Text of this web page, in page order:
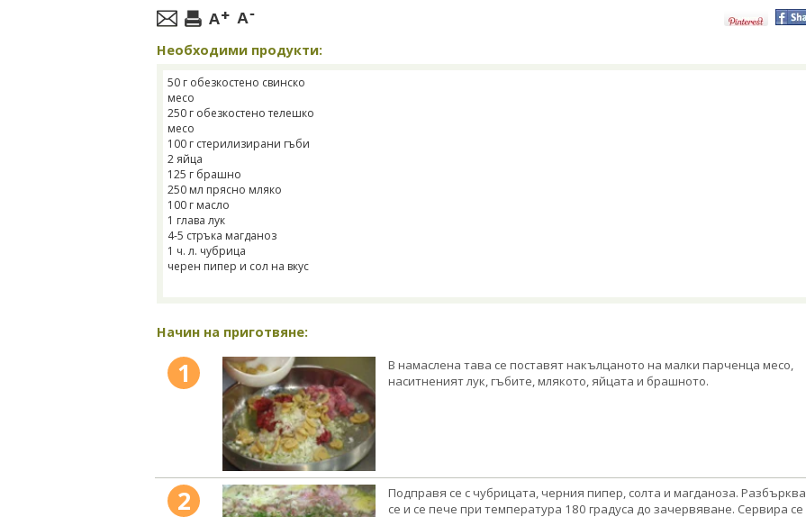
Необходими продукти:
50 г обезкостено свинско
месо
250 г обезкостено телешко
месо
100 г стерилизирани гъби
2 яйца
125 г брашно
250 мл прясно мляко
100 г масло
1 глава лук
4-5 стръка магданоз
1 ч. л. чубрица
черен пипер и сол на вкус
Начин на приготвяне:
1
В намаслена тава се поставят накълцаното на малки парченца месо,
наситненият лук, гъбите, млякото, яйцата и брашното.
2
Подправя се с чубрицата, черния пипер, солта и магданоза. Разбърква
се и се пече при температура 180 градуса до зачервяване. Сервира се